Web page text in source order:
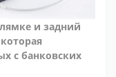
и задний
с банковских